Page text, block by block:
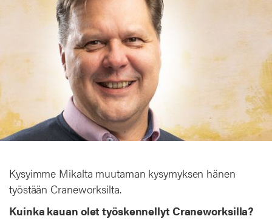
Kysyimme Mikalta muutaman kysymyksen hänen
työstään Craneworksilta.
Kuinka kauan olet työskennellyt Craneworksilla?